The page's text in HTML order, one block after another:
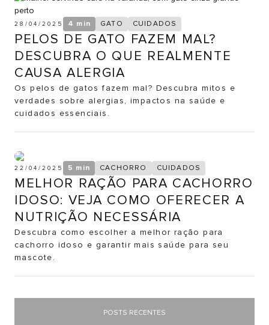
28/04/2025 4 min GATO CUIDADOS
PELOS DE GATO FAZEM MAL?
DESCUBRA O QUE REALMENTE
CAUSA ALERGIA
Os pelos de gatos fazem mal? Descubra mitos e
verdades sobre alergias, impactos na saúde e
cuidados essenciais.
22/04/2025 5 min CACHORRO CUIDADOS
MELHOR RAÇÃO PARA CACHORRO
IDOSO: VEJA COMO OFERECER A
NUTRIÇÃO NECESSÁRIA
Descubra como escolher a melhor ração para
cachorro idoso e garantir mais saúde para seu
mascote.
POSTS RECENTES